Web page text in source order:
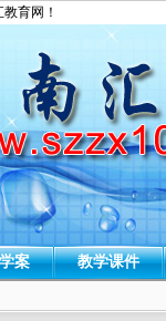
育网！
案 教学课件